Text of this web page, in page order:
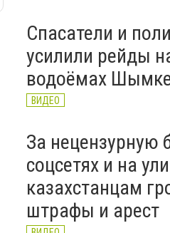
Спасатели и
усилили рейды
водоёмах
ВИДЕО
За нецензурную
соцсетях и на
казахстанцам
штрафы и арест